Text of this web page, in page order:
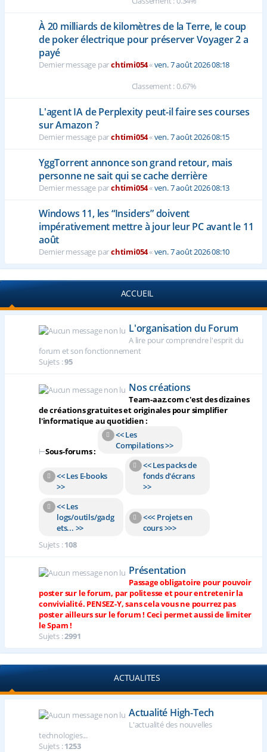
À 20 milliards de kilomètres de la Terre, le coup
de poker électrique pour préserver Voyager 2 a
payé
Dernier message parchtimi054«ven. 7 août 2026 08:18
Classement : 0.67%
L'agent IA de Perplexity peut-il faire ses courses
sur Amazon ?
Dernier message parchtimi054«ven. 7 août 2026 08:15
YggTorrent annonce son grand retour, mais
personne ne sait qui se cache derrière
Dernier message parchtimi054«ven. 7 août 2026 08:13
Windows 11, les “Insiders” doivent
impérativement mettre à jour leur PC avant le 11
août
Dernier message parchtimi054«ven. 7 août 2026 08:10
ACCUEIL
L'organisation du Forum
A lire pour comprendre l'esprit du
forum et son fonctionnement
Sujets :95
Nos créations
Team-aaz.com c'est des dizaines
de créations gratuites et originales pour simplifier
l'informatique au quotidien :
⊢Sous-forums :
<< Les
Compilations >>
<< Les E-books
>>
<< Les packs de
fonds d'écrans
>>
<< Les
logs/outils/gadg
ets... >>
<<< Projets en
cours >>>
Sujets :108
Présentation
Passage obligatoire pour pouvoir
poster sur le forum, par politesse et pour entretenir la
convivialité. PENSEZ-Y, sans cela vous ne pourrez pas
poster ailleurs sur le forum ! Ceci permet aussi de limiter
le Spam !
Sujets :2991
ACTUALITES
Actualité High-Tech
L'actualité des nouvelles
technologies...
Sujets :1253